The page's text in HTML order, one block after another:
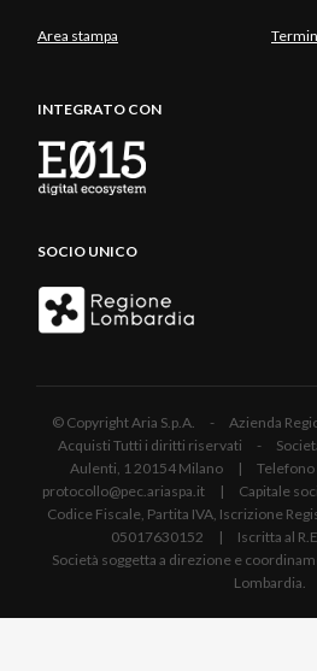
Area stampa
INTEGRATO CON
SOCIO UNICO
© Copyright Aria S.p.A. - Azienda
Acquisti Tutti i diritti riservati - Società
Aulenti, 1 20154 Milano |
protocollo@pec.ariaspa.it | Capitale
Codice Fiscale, Partita IVA, Iscrizione
05017630152 | Iscritta al
Società soggetta a direzione e
Lombardia.